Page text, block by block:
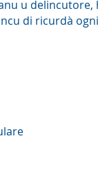
u
di ricurdà